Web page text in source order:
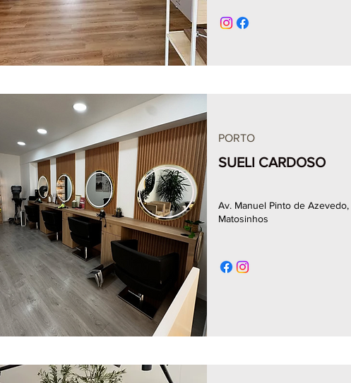
PORTO
SUELI CARDOSO
Av. Manuel Pinto de
Matosinhos